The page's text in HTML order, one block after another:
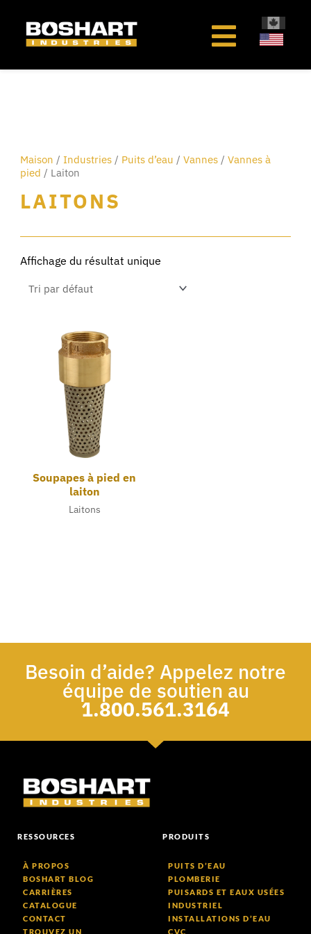
Maison / Industries / Puits d’eau /Vannes /Vannes à
pied / Laiton
LAITONS
Affichage du résultat unique
Soupapes à pied en
laiton
Laitons
Besoin d’aide? Appelez notre
équipe de soutien au
1.800.561.3164
RESSOURCES
À PROPOS
BOSHART BLOG
CARRIÈRES
CATALOGUE
CONTACT
TROUVEZ UN
PRODUITS
PUITS D’EAU
PLOMBERIE
PUISARDS ET EAUX USÉES
INDUSTRIEL
INSTALLATIONS D’EAU
CVC